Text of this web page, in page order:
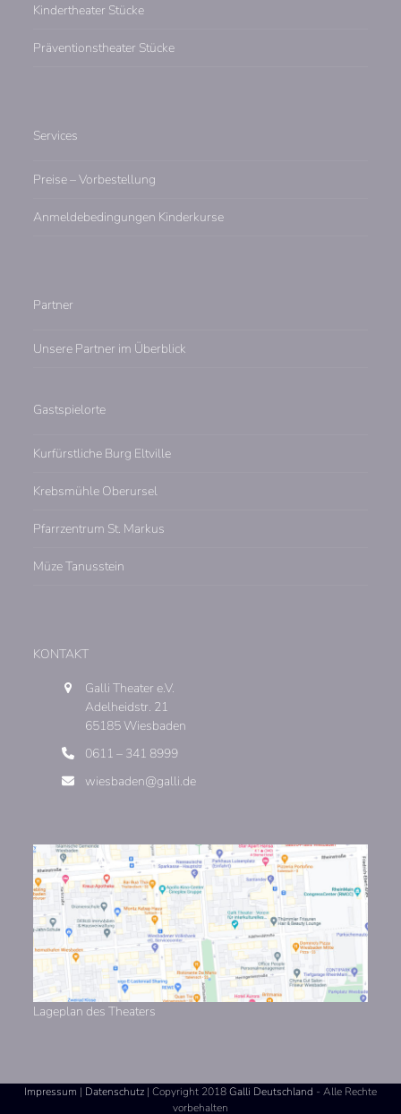
Kindertheater Stücke
Präventionstheater Stücke
Services
Preise – Vorbestellung
Anmeldebedingungen Kinderkurse
Partner
Unsere Partner im Überblick
Gastspielorte
Kurfürstliche Burg Eltville
Krebsmühle Oberursel
Pfarrzentrum St. Markus
Müze Tanusstein
KONTAKT
Galli Theater e.V.
Adelheidstr. 21
65185 Wiesbaden
0611 – 341 8999
wiesbaden@galli.de
Lageplan des Theaters
Impressum | Datenschutz | Copyright 2018Galli Deutschland - Alle Rechte
vorbehalten